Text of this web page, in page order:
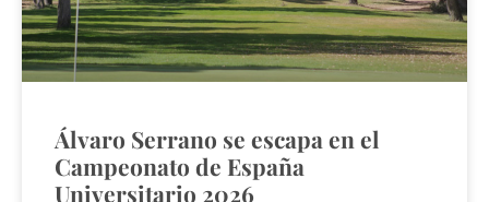
Álvaro Serrano se escapa en el
Campeonato de España
Universitario 2026